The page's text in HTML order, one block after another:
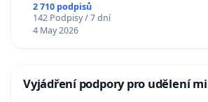
2 710 podpisů
142 Podpisy / 7 dní
4 May 2026
Vyjádření podpory pro udělení